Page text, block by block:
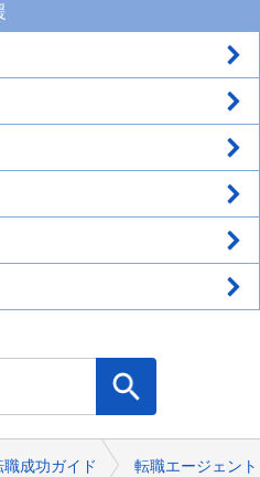
職成功ガイド 転職エージェント